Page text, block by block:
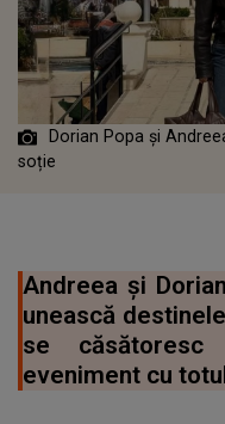
Dorian Popa și
soție
Andreea și
unească
se
eveniment cu